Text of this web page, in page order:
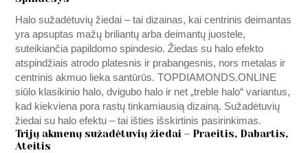
Halo sužadėtuvių žiedai – tai dizainas, kai centrinis deimantas
yra apsuptas mažų briliantų arba deimantų juostele,
suteikiančia papildomo spindesio. Žiedas su halo efekto
atspindžiais atrodo platesnis ir prabangesnis, nors metalas ir
centrinis akmuo lieka santūrūs.TOPDIAMONDS.ONLINE
siūlo klasikinio halo, dvigubo halo ir net „treble halo“ variantus,
kad kiekviena pora rastų tinkamiausią dizainą. Sužadėtuvių
žiedai su halo efektu – tai išties išskirtinis pasirinkimas.
Trijų akmenų sužadėtuvių žiedai – Praeitis, Dabartis,
Ateitis